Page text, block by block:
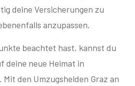
deine Versicherungen zu
anzupassen.
beachtet hast, kannst du
deine neue Heimat in
den Umzugshelden Graz an